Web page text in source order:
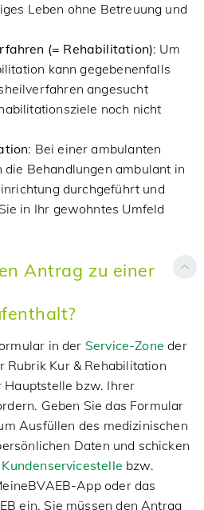
Leben ohne Betreuung und
(= Rehabilitation): Um
kann gegebenenfalls
angesucht
noch nicht
: Bei einer ambulanten
Behandlungen ambulant in
durchgeführt und
in Ihr gewohntes Umfeld
Antrag zu einer
in der Service-Zone der
Rubrik Kur & Rehabilitation
bzw. Ihrer
Geben Sie das Formular
Ausfüllen des medizinischen
Daten und schicken
Kundenservicestelle bzw.
App oder das
ein. Sie müssen den Antrag